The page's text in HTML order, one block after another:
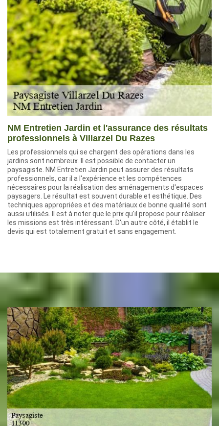
NM Entretien Jardin et l'assurance des résultats
professionnels à Villarzel Du Razes
Les professionnels qui se chargent des opérations dans les
jardins sont nombreux. Il est possible de contacter un
paysagiste. NM Entretien Jardin peut assurer des résultats
professionnels, car il a l'expérience et les compétences
nécessaires pour la réalisation des aménagements d'espaces
paysagers. Le résultat est souvent durable et esthétique. Des
techniques appropriées et des matériaux de bonne qualité sont
aussi utilisés. Il est à noter que le prix qu'il propose pour réaliser
les missions est très intéressant. D'un autre côté, il établit le
devis qui est totalement gratuit et sans engagement.